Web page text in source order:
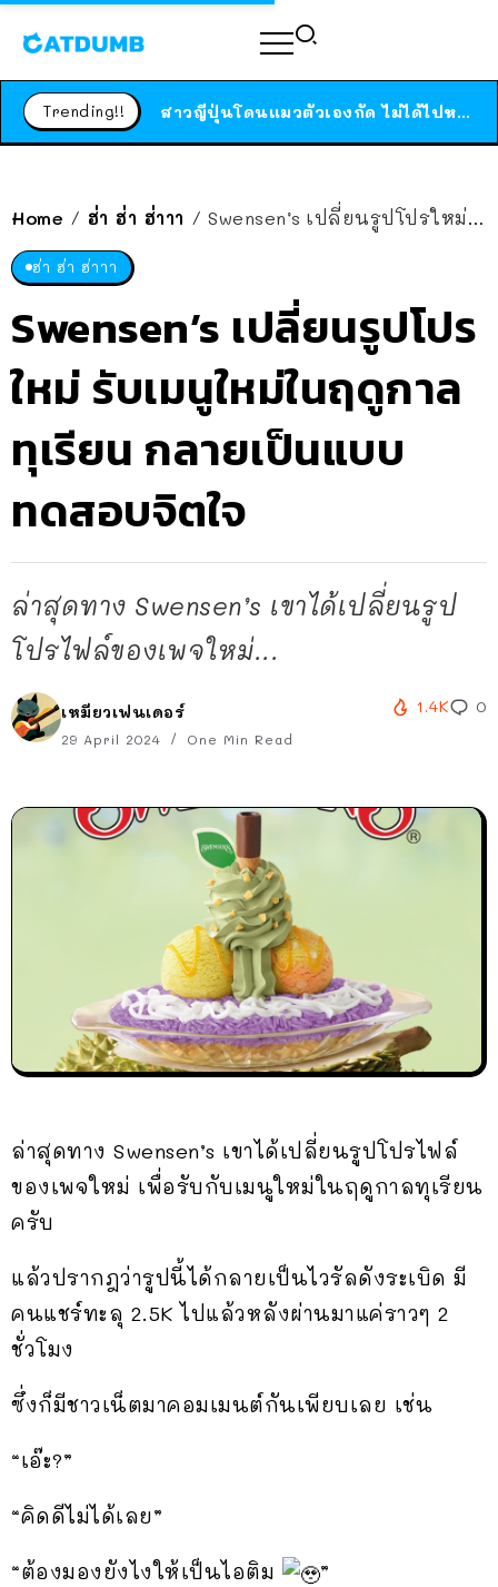
Trending!! ได้เวลาเด็กหนวดรวมตัว RF Online Next เปิดให้เล่นแล้ว เกม Sci-Fi MMORPG ระดับตำนาน เล่นได้ทั้งมือถือและ PC
Home / ฮ่า ฮ่า ฮ่าาา / Swensen’s เปลี่ยนรูปโปรใหม่ รับเมนูใหม่ในฤดูกาลทุเรียน กลายเป็นแบบทดสอบจิตใจ
ฮ่า ฮ่า ฮ่าาา
Swensen’s เปลี่ยนรูปโปร
ใหม่ รับเมนูใหม่ในฤดูกาล
ทุเรียน กลายเป็นแบบ
ทดสอบจิตใจ
ล่าสุดทาง Swensen’s เขาได้เปลี่ยนรูป
โปรไฟล์ของเพจใหม่...
เหมียวเฟนเดอร์
29 April 2024 One Min Read
1.4K 0
ล่าสุดทาง Swensen’s เขาได้เปลี่ยนรูปโปรไฟล์
ของเพจใหม่ เพื่อรับกับเมนูใหม่ในฤดูกาลทุเรียน
ครับ
แล้วปรากฎว่ารูปนี้ได้กลายเป็นไวรัลดังระเบิด มี
คนแชร์ทะลุ 2.5K ไปแล้วหลังผ่านมาแค่ราวๆ 2
ชั่วโมง
ซึ่งก็มีชาวเน็ตมาคอมเมนต์กันเพียบเลย เช่น
“เอ๊ะ?”
“คิดดีไม่ได้เลย”
“ต้องมองยังไงให้เป็นไอติม ”